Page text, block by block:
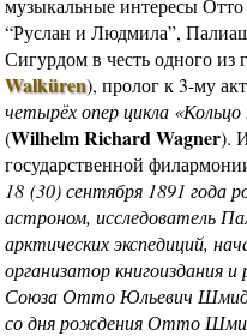
музыкальные интересы
“Руслан и Людмила”,
Сигурдом в честь одного из
Walküren), пролог к 3-му
четырёх опер цикла «Кольцо
(Wilhelm Richard Wagner).
государственной
18 (30) сентября 1891 года
астроном, исследователь
арктических экспедиций,
организатор книгоиздания
СоюзаОтто Юльевич
со дня рождения Отто